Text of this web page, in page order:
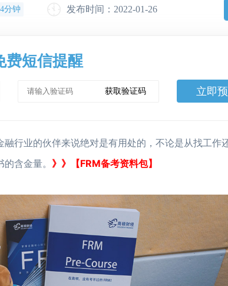
4分钟 发布时间：2022-01-26
费短信提醒
获取验证码 立即
行业的伙伴来说绝对是有用处的，不论是从找工作
含金量。 》》【FRM备考资料包】